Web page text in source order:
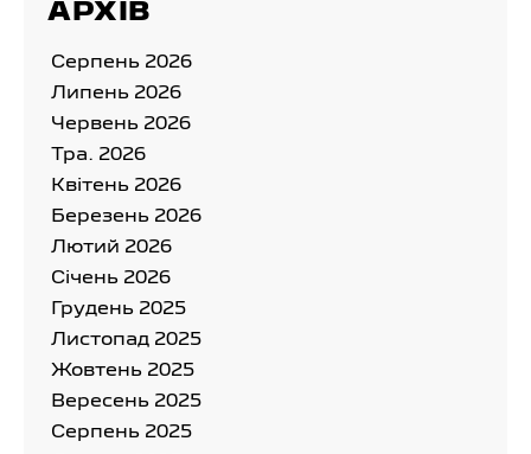
АРХІВ
Серпень 2026
Липень 2026
Червень 2026
Тра. 2026
Квітень 2026
Березень 2026
Лютий 2026
Cічень 2026
Грудень 2025
Листопад 2025
Жовтень 2025
Вересень 2025
Серпень 2025